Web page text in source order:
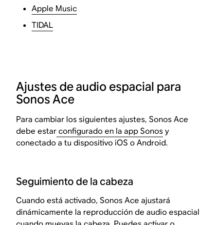
Apple Music
TIDAL
Ajustes de audio espacial para
Sonos Ace
Para cambiar los siguientes ajustes, Sonos Ace
debe estarconfigurado en la app Sonosy
conectado a tu dispositivo iOS o Android.
Seguimiento de la cabeza
Cuando está activado, Sonos Ace ajustará
dinámicamente la reproducción de audio espacial